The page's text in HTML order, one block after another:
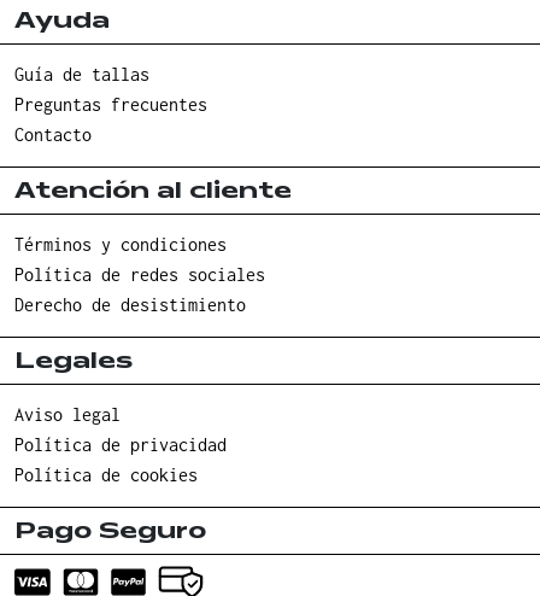
Ayuda
Guía de tallas
Preguntas frecuentes
Contacto
Atención al cliente
Términos y condiciones
Política de redes sociales
Derecho de desistimiento
Legales
Aviso legal
Política de privacidad
Política de cookies
Pago Seguro